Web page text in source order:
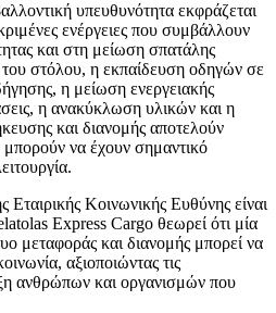
υπευθυνότητα εκφράζεται
ενέργειες που συμβάλλουν
και στη μείωση σπατάλης
στόλου, η εκπαίδευση οδηγών σε
η μείωση ενεργειακής
η ανακύκλωση υλικών και η
και διανομής αποτελούν
να έχουν σημαντικό
Εταιρικής Κοινωνικής Ευθύνης είναι
Express Cargo θεωρεί ότι μία
μεταφοράς και διανομής μπορεί να
αξιοποιώντας τις
ανθρώπων και οργανισμών που